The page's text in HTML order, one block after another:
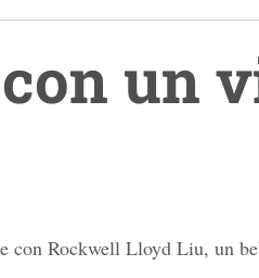
un
con Rockwell Lloyd Liu, un